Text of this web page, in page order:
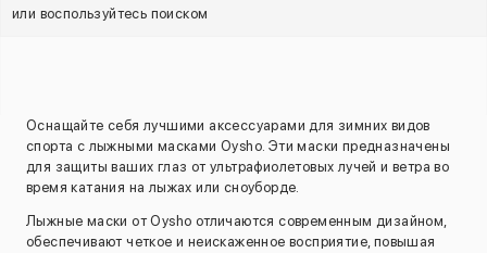
или воспользуйтесь поиском
Оснащайте себя лучшими аксессуарами для зимних видов
спорта с лыжными масками Oysho. Эти маски предназначены
для защиты ваших глаз от ультрафиолетовых лучей и ветра во
время катания на лыжах или сноуборде.
Лыжные маски от Oysho отличаются современным дизайном,
обеспечивают четкое и неискаженное восприятие, повышая